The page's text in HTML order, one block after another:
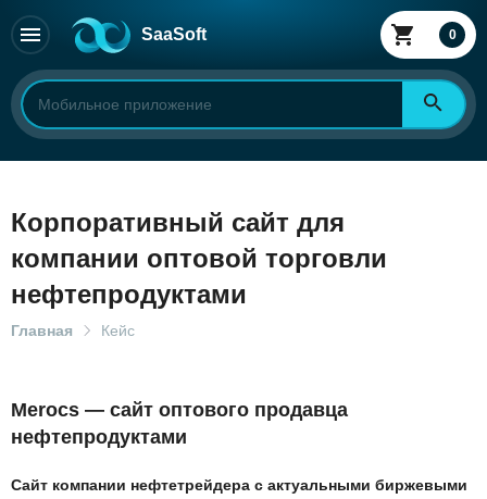
SaaSoft 0
Корпоративный сайт для
компании оптовой торговли
нефтепродуктами
Главная Кейс
Merocs — сайт оптового продавца
нефтепродуктами
Сайт компании нефтетрейдера с актуальными биржевыми